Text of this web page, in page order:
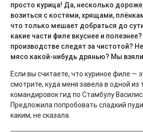
просто курица! Да, несколько
возиться с костями, хрящами,
что только мешает добраться до
какие части филе вкуснее и
производстве следят за чистотой?
мясо какой-нибудь дрянью? Мы
Если вы считаете, что куриное филе —
смотрите, куда меня завела в одной из
командировок гид по Стамбулу
Предложила попробовать сладкий
каким, не сказала.